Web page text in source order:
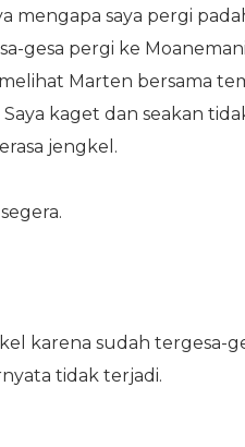
mengapa saya pergi
gesa pergi ke
Marten bersama
kaget dan seakan
jengkel.
karena sudah tergesa-
tidak terjadi.